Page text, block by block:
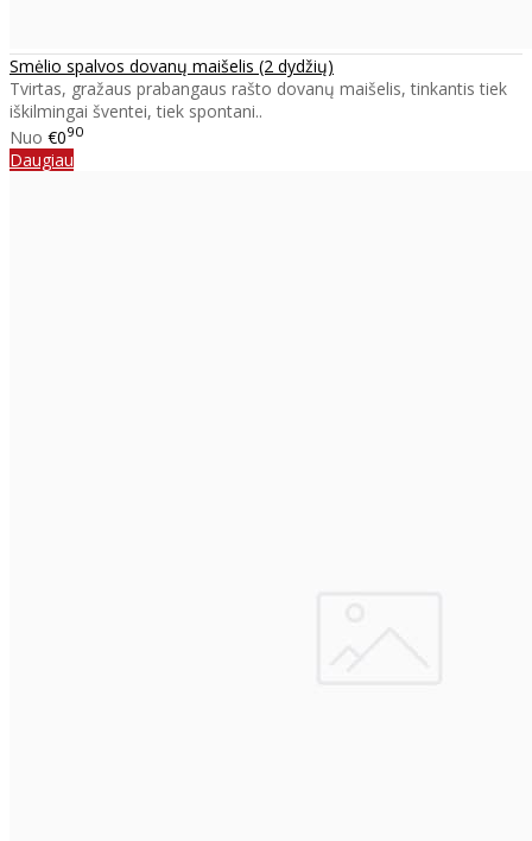
Smėlio spalvos dovanų maišelis (2 dydžių)
Tvirtas, gražaus prabangaus rašto dovanų maišelis, tinkantis tiek
iškilmingai šventei, tiek spontani..
Nuo €090
Daugiau